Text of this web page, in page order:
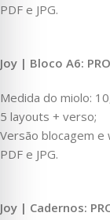
PDF e JPG.
Joy | Bloco A6:
Medida do miolo:
5 layouts + verso;
Versão blocagem e
PDF e JPG.
Joy | Cadernos: